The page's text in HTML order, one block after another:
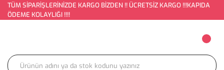
TÜM SİPARİŞLERİNİZDE KARGO BİZDEN !! ÜCRETSİZ KARGO !!!KAPIDA
ÖDEME KOLAYLIĞI !!!!